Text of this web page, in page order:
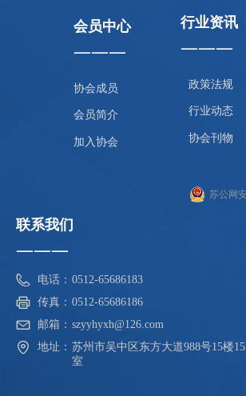
联系我们
———
电话： 0512-65686183
传真： 0512-65686186
邮箱： szyyhyxh@126.com
地址： 苏州市吴中区东方大道988号15楼
室
会员中心
———
协会成员
会员简介
加入协会
行业资讯
———
政策法规
行业动态
协会刊物
苏公网